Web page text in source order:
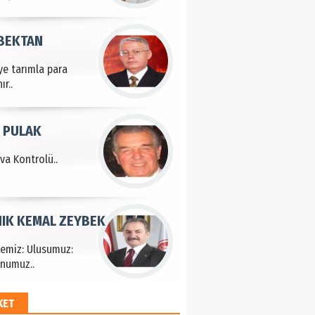
tarımla para
Kontrolü..
PULAK
Ulusumuz:
KEMAL ZEYBEK
HAYRİ PEKER